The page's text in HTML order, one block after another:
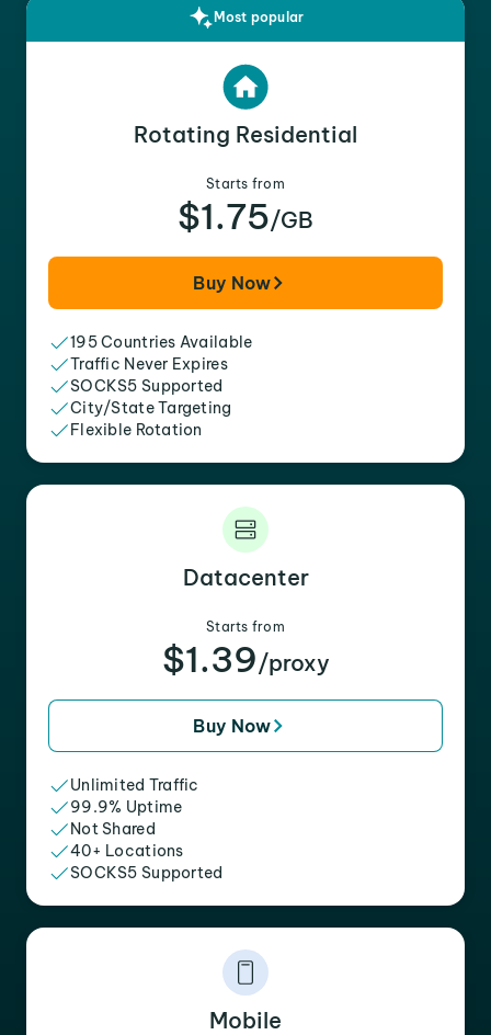
Most popular
Rotating Residential
Starts from
$1.75/GB
Buy Now
195 Countries Available
Traffic Never Expires
SOCKS5 Supported
City/State Targeting
Flexible Rotation
Datacenter
Starts from
$1.39/proxy
Buy Now
Unlimited Traffic
99.9% Uptime
Not Shared
40+ Locations
SOCKS5 Supported
Mobile